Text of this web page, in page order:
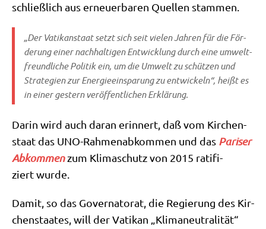
schließ­lich aus erneu­er­ba­ren Quel­len stammen.
„Der Vati­kan­staat setzt sich seit vie­len Jah­ren für die För­
de­rung einer nach­hal­ti­gen Ent­wick­lung durch eine umwelt­
freund­li­che Poli­tik ein, um die Umwelt zu schüt­zen und
Stra­te­gien zur Ener­gie­ein­spa­rung zu ent­wickeln“, heißt es
in einer gestern ver­öf­fent­li­chen Erklärung.
Dar­in wird auch dar­an erin­nert, daß vom Kir­chen­
staat das UNO-Rah­men­ab­kom­men und das Pari­ser
Abkom­menzum Kli­ma­schutz von 2015 rati­fi­
ziert wurde.
Damit, so das Gover­na­torat, die Regie­rung des Kir­
chen­staa­tes, will der Vati­kan „Kli­ma­neu­tra­li­tät“